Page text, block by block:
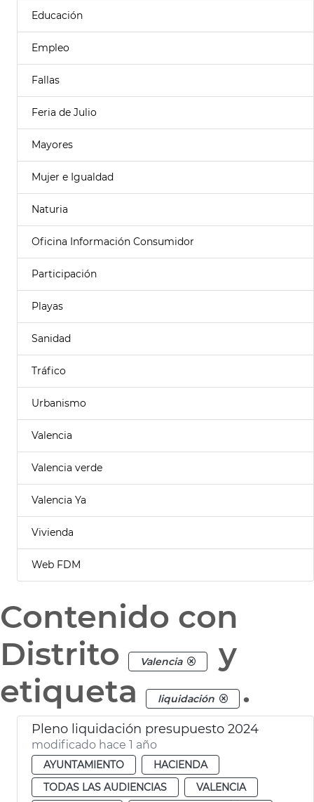
Educación
Empleo
Fallas
Feria de Julio
Mayores
Mujer e Igualdad
Naturia
Oficina Información Consumidor
Participación
Playas
Sanidad
Tráfico
Urbanismo
Valencia
Valencia verde
Valencia Ya
Vivienda
Web FDM
Contenido con
Distrito
Valencia
y
etiqueta
liquidación .
Pleno liquidación presupuesto 2024
modificado hace 1 año
AYUNTAMIENTO
HACIENDA
TODAS LAS AUDIENCIAS
VALENCIA